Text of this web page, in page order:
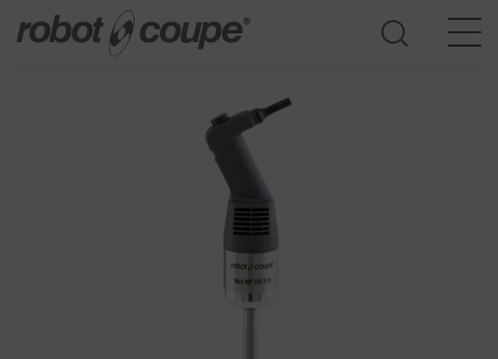
Acceder a la guía de selección